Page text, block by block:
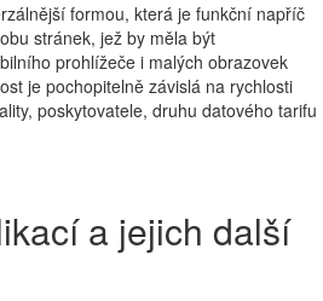
formou, která je funkční napříč
stránek, jež by měla být
prohlížeče i malých obrazovek
je pochopitelně závislá na rychlosti
poskytovatele, druhu datového tarifu
a jejich další